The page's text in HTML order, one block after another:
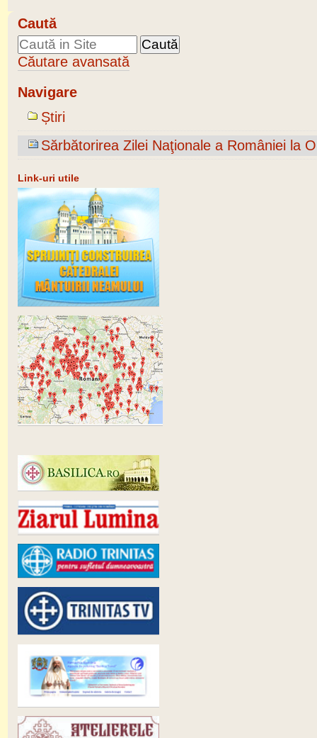
Caută
Căutare avansată
Navigare
Știri
Sărbătorirea Zilei Naţionale a României la
Link-uri utile